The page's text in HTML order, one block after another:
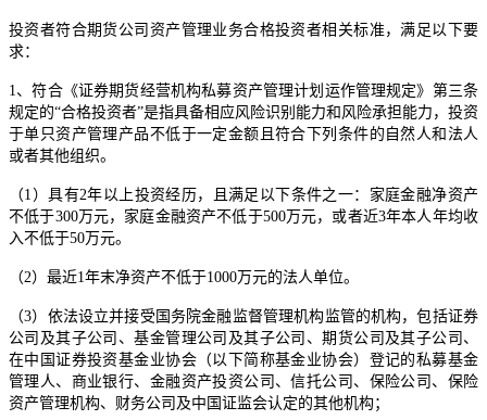
投资者符合期货公司资产管理业务合格投资者相关标准，满足以下要
求：
1、符合《证券期货经营机构私募资产管理计划运作管理规定》第三条
规定的“合格投资者”是指具备相应风险识别能力和风险承担能力，投资
于单只资产管理产品不低于一定金额且符合下列条件的自然人和法人
或者其他组织。
（1）具有2年以上投资经历，且满足以下条件之一：家庭金融净资产
不低于300万元，家庭金融资产不低于500万元，或者近3年本人年均收
入不低于50万元。
（2）最近1年末净资产不低于1000万元的法人单位。
（3）依法设立并接受国务院金融监督管理机构监管的机构，包括证券
公司及其子公司、基金管理公司及其子公司、期货公司及其子公司、
在中国证券投资基金业协会（以下简称基金业协会）登记的私募基金
管理人、商业银行、金融资产投资公司、信托公司、保险公司、保险
资产管理机构、财务公司及中国证监会认定的其他机构；